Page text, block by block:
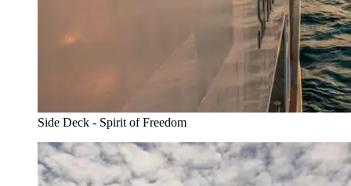
Side Deck - Spirit of Freedom